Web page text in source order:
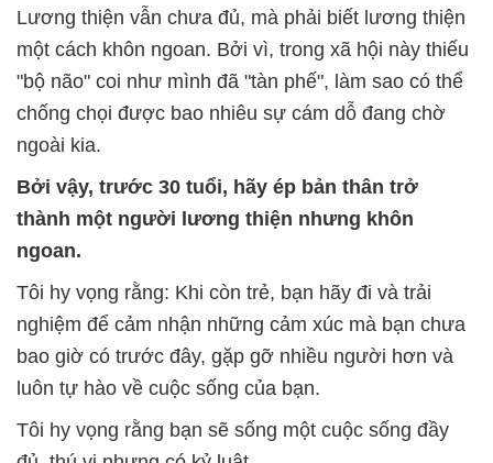
Lương thiện vẫn chưa đủ, mà phải biết lương thiện
một cách khôn ngoan. Bởi vì, trong xã hội này thiếu
"bộ não" coi như mình đã "tàn phế", làm sao có thể
chống chọi được bao nhiêu sự cám dỗ đang chờ
ngoài kia.
Bởi vậy, trước 30 tuổi, hãy ép bản thân trở
thành một người lương thiện nhưng khôn
ngoan.
Tôi hy vọng rằng: Khi còn trẻ, bạn hãy đi và trải
nghiệm để cảm nhận những cảm xúc mà bạn chưa
bao giờ có trước đây, gặp gỡ nhiều người hơn và
luôn tự hào về cuộc sống của bạn.
Tôi hy vọng rằng bạn sẽ sống một cuộc sống đầy